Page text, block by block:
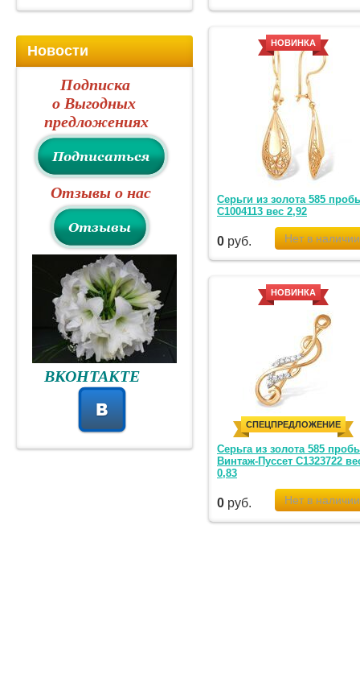
НОВИНКА
Серьги из золота 585
С1004113 вес 2,92
0 руб.
НОВИНКА
СПЕЦПРЕДЛОЖЕНИЕ
Серьга из золота 585
Винтаж-Пуссет С1323722
0,83
0 руб.
Новости
Подписка
о Выгодных
предложениях
Отзывы о нас
ВКОНТАКТЕ